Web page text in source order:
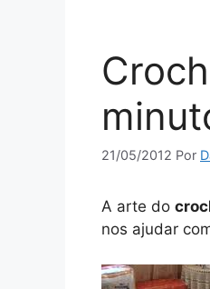
21/05/2012 Por
A arte do
nos ajudar